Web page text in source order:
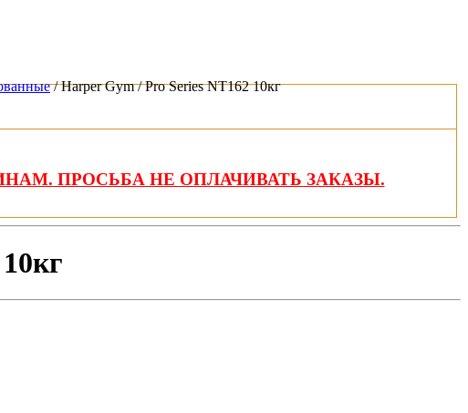
/ Harper Gym / Pro Series NT162 10кг
ПРОСЬБА НЕ ОПЛАЧИВАТЬ ЗАКАЗЫ.